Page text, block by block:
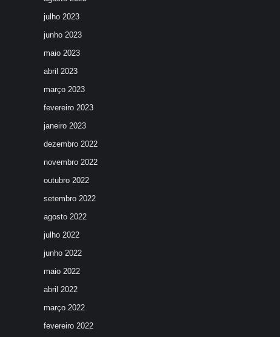
julho 2023
junho 2023
maio 2023
abril 2023
março 2023
fevereiro 2023
janeiro 2023
dezembro 2022
novembro 2022
outubro 2022
setembro 2022
agosto 2022
julho 2022
junho 2022
maio 2022
abril 2022
março 2022
fevereiro 2022